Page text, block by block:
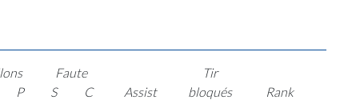
P
Faute
S
C Assist
Tir
bloqués
Rank